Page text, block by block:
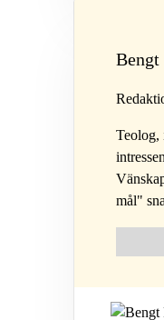
Bengt
Teolog,
mål"